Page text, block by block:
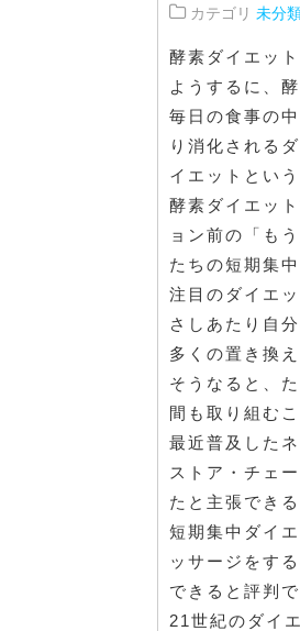
カテゴリ 未分
酵素ダイエッ
ようするに、
毎日の食事の
り消化される
イエットとい
酵素ダイエッ
ョン前の「も
たちの短期集
注目のダイエ
さしあたり自
多くの置き換
そうなると、
間も取り組む
最近普及した
ストア・チェ
たと主張でき
短期集中ダイ
ッサージをす
できると評判で
21世紀のダイ